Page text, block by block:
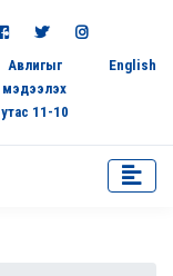
Авлигыг
мэдээлэх
утас 11-10
English